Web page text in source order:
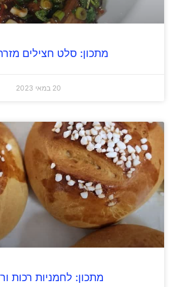
מתכון: סלט חצילים מזרח
מתכון: לחמניות רכות